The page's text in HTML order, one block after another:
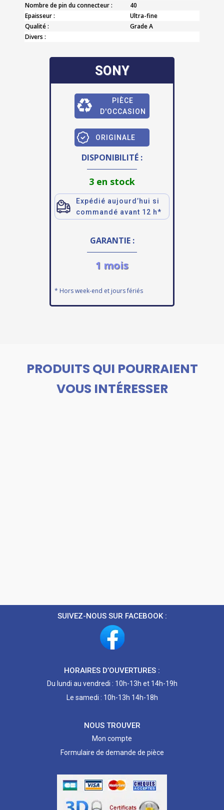
Nombre de pin du connecteur :
40
Epaisseur :
Ultra-fine
Qualité :
Grade A
Divers :
SONY
PIÈCE
D'OCCASION
ORIGINALE
DISPONIBILITÉ :
3 en stock
Expédié aujourd’hui si
commandé avant 12 h*
GARANTIE :
1 mois
* Hors week-end et jours fériés
PRODUITS QUI POURRAIENT
VOUS INTÉRESSER
SUIVEZ-NOUS SUR FACEBOOK :
HORAIRES D’OUVERTURES :
Du lundi au vendredi : 10h-13h et 14h-19h
Le samedi : 10h-13h 14h-18h
NOUS TROUVER
Mon compte
Formulaire de demande de pièce